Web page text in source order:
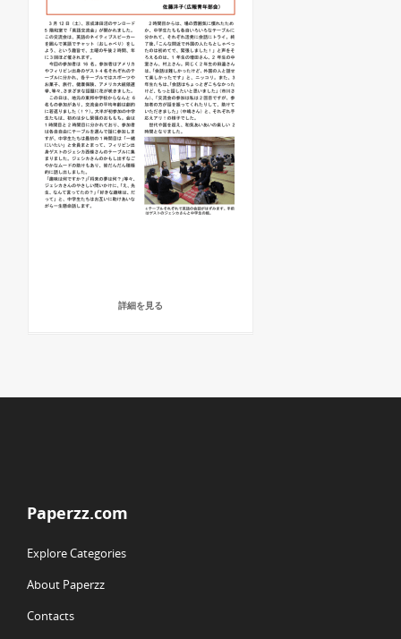
詳細を見る
Paperzz.com
Explore Categories
About Paperzz
Contacts